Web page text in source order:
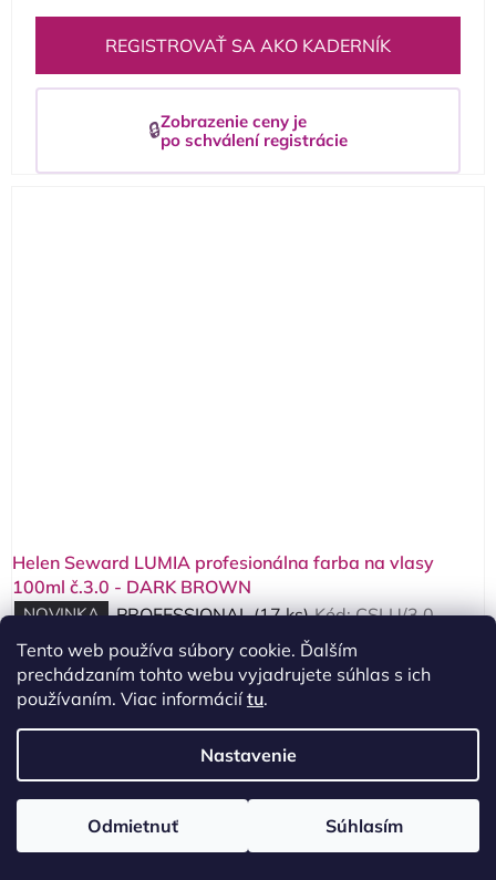
Tento web používa súbory cookie. Ďalším
prechádzaním tohto webu vyjadrujete súhlas s ich
používaním. Viac informáciítu.
Nastavenie
Odmietnuť Súhlasím
REGISTROVAŤ SA AKO KADERNÍK
🔒Zobrazenie ceny je
po schválení registrácie
Helen Seward LUMIA profesionálna farba na vlasy
100ml č.3.0 - DARK BROWN
NOVINKA PROFESSIONAL(17 ks) Kód:CSLU/3.0
REGISTROVAŤ SA AKO KADERNÍK
Zobrazenie ceny je
po schválení registrácie